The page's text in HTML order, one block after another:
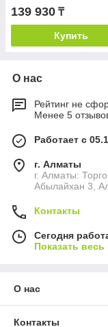
139 930 ₸
Купить
О нас
Рейтинг не
Менее 5
Работает с
г. Алматы
г. Алматы:
Абылайхан 3,
Контакты
Сегодня
Показать
О нас
Контакты